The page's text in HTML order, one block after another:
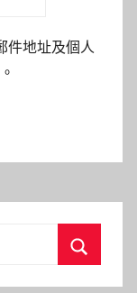
件地址及個人